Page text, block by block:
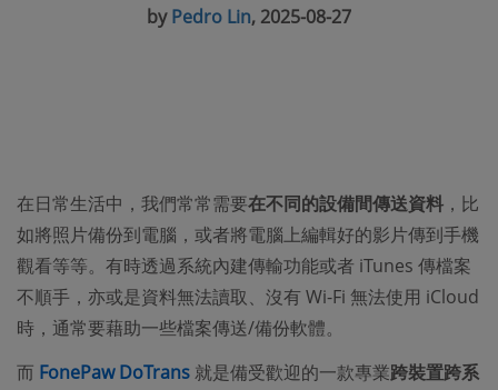
byPedro Lin, 2025-08-27
在日常生活中，我們常常需要在不同的設備間傳送資料 ，比
如將照片備份到電腦，或者將電腦上編輯好的影片傳到手機
觀看等等。有時透過系統內建傳輸功能或者 iTunes 傳檔案
不順手，亦或是資料無法讀取、沒有 Wi-Fi 無法使用 iCloud
時，通常要藉助一些檔案傳送/備份軟體。
而 FonePaw DoTrans就是備受歡迎的一款專業跨裝置跨系